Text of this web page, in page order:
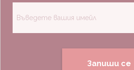
Запиши се